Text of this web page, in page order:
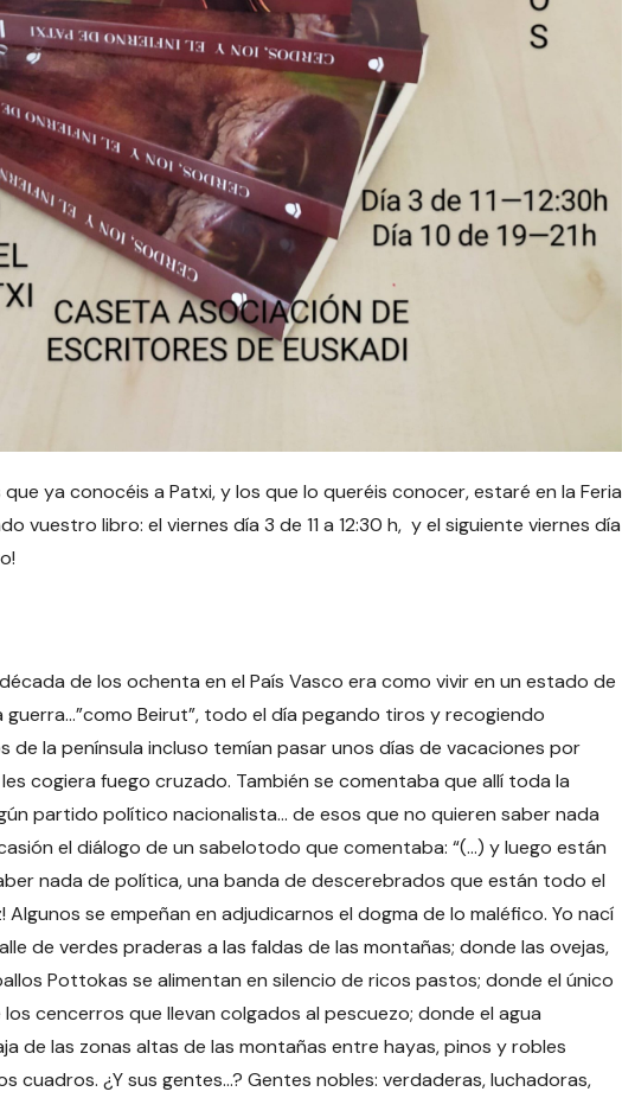
ya conocéis a Patxi, y los que lo queréis conocer, estaré en la Feria
vuestro libro: el viernes día 3 de 11 a 12:30 h, y el siguiente viernes día
de los ochenta en el País Vasco era como vivir en un estado de
Beirut”, todo el día pegando tiros y recogiendo
de la península incluso temían pasar unos días de vacaciones por
cogiera fuego cruzado. También se comentaba que allí toda la
partido político nacionalista… de esos que no quieren saber nada
el diálogo de un sabelotodo que comentaba: “(…) y luego están
nada de política, una banda de descerebrados que están todo el
Algunos se empeñan en adjudicarnos el dogma de lo maléfico. Yo nací
de verdes praderas a las faldas de las montañas; donde las ovejas,
Pottokas se alimentan en silencio de ricos pastos; donde el único
cencerros que llevan colgados al pescuezo; donde el agua
de las zonas altas de las montañas entre hayas, pinos y robles
cuadros. ¿Y sus gentes…? Gentes nobles: verdaderas, luchadoras,